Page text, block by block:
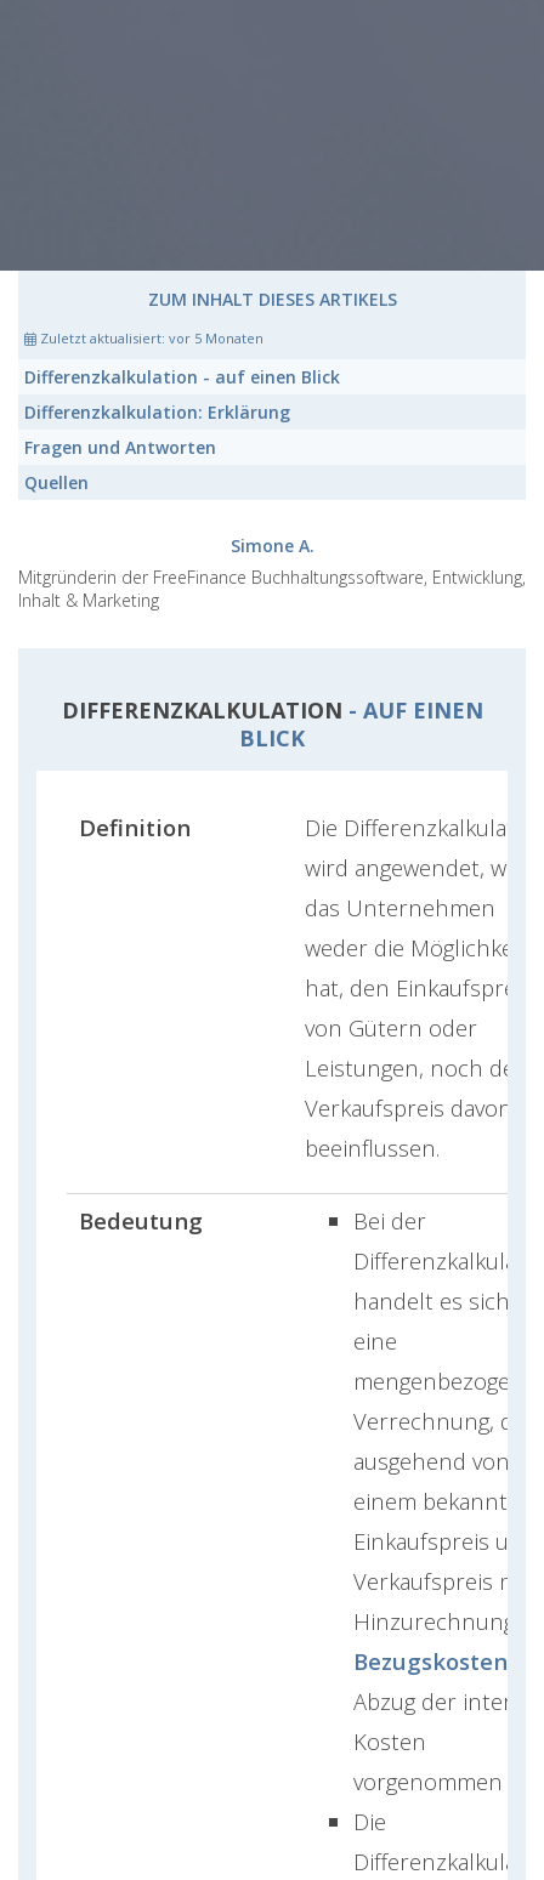
ZUM INHALT DIESES ARTIKELS
Zuletzt aktualisiert: vor 5 Monaten
Differenzkalkulation - auf einen Blick
Differenzkalkulation: Erklärung
Fragen und Antworten
Quellen
Simone A.
Mitgründerin der FreeFinance Buchhaltungssoftware, Entwicklung,
Inhalt & Marketing
DIFFERENZKALKULATION - AUF EINEN
BLICK
Definition
Die
wird angewendet,
das Unternehmen
weder die Möglichkeit
hat, den Einkaufspreis
von Gütern oder
Leistungen, noch den
Verkaufspreis davon zu
beeinflussen.
Bedeutung
Bei der
handelt es sich
eine
mengenbezogene
Verrechnung, die
ausgehend von
einem bekannten
Einkaufspreis und
Verkaufspreis mit
Hinzurechnung
Bezugskosten
Abzug der
Kosten
vorgenommen
Die